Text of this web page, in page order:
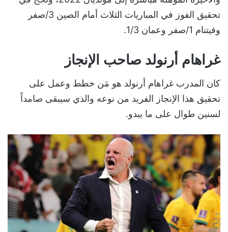
تحقيق الفوز في المباريات الثلاث أمام الصين 3/صفر
وفيتنام 1/صفر وعمان 1/3.
غراهام أرنولد صاحب الإنجاز
كان المدرب غراهام أرنولد هو مَن خطط وعمل على
تحقيق هذا الإنجاز الفريد من نوعه والذي سيبقى صامداً
لسنين طوال على ما يبدو.